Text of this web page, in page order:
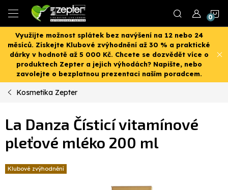
obsah
Využijte možnost splátek bez navýšení na 12 nebo 24
měsíců. Získejte Klubové zvýhodnění až 30 % a praktické
dárky v hodnotě až 5 000 Kč. Chcete se dozvědět více o
produktech Zepter a jejich výhodách? Napište, nebo
zavolejte o bezplatnou prezentaci naším poradcem.
Kosmetika Zepter
La Danza Čísticí vitamínové
pleťové mléko 200 ml
Klubové zvýhodnění